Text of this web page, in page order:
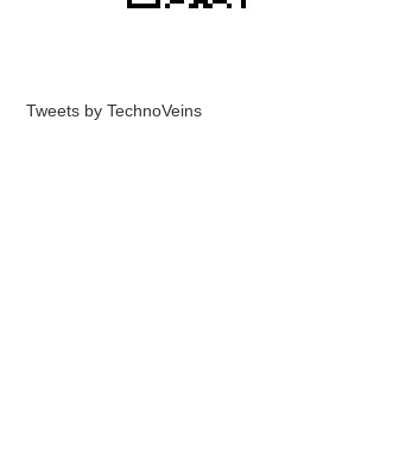
Tweets by TechnoVeins